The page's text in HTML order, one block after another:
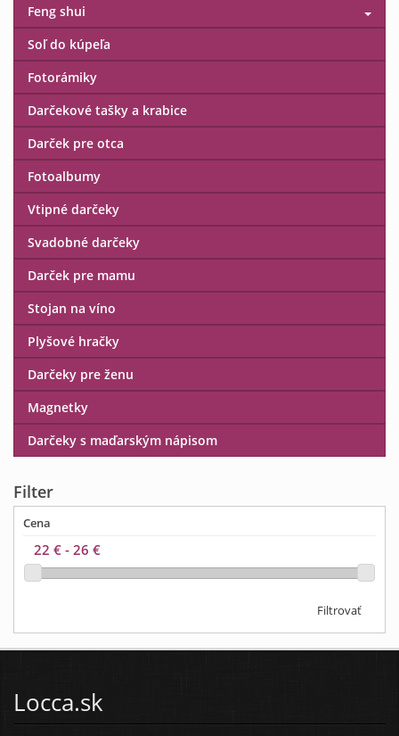
Feng shui
Soľ do kúpeľa
Fotorámiky
Darčekové tašky a krabice
Darček pre otca
Fotoalbumy
Vtipné darčeky
Svadobné darčeky
Darček pre mamu
Stojan na víno
Plyšové hračky
Darčeky pre ženu
Magnetky
Darčeky s maďarským nápisom
Filter
Cena
Filtrovať
Locca.sk